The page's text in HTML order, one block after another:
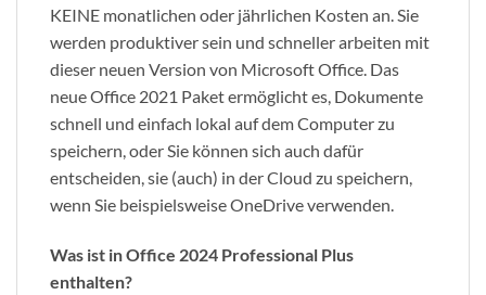
KEINE monatlichen oder jährlichen Kosten an. Sie
werden produktiver sein und schneller arbeiten mit
dieser neuen Version von Microsoft Office. Das
neue Office 2021 Paket ermöglicht es, Dokumente
schnell und einfach lokal auf dem Computer zu
speichern, oder Sie können sich auch dafür
entscheiden, sie (auch) in der Cloud zu speichern,
wenn Sie beispielsweise OneDrive verwenden.
Was ist in Office 2024 Professional Plus
enthalten?